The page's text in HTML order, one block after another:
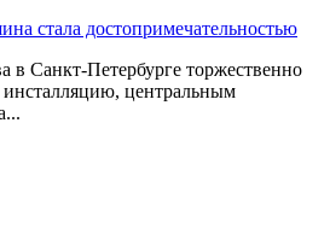
стала достопримечательностью
в Санкт-Петербурге торжественно
центральным